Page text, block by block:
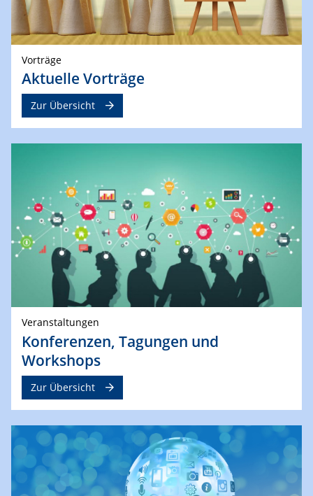
Vorträge
Aktuelle Vorträge
Zur Übersicht
Veranstaltungen
Konferenzen, Tagungen und
Workshops
Zur Übersicht